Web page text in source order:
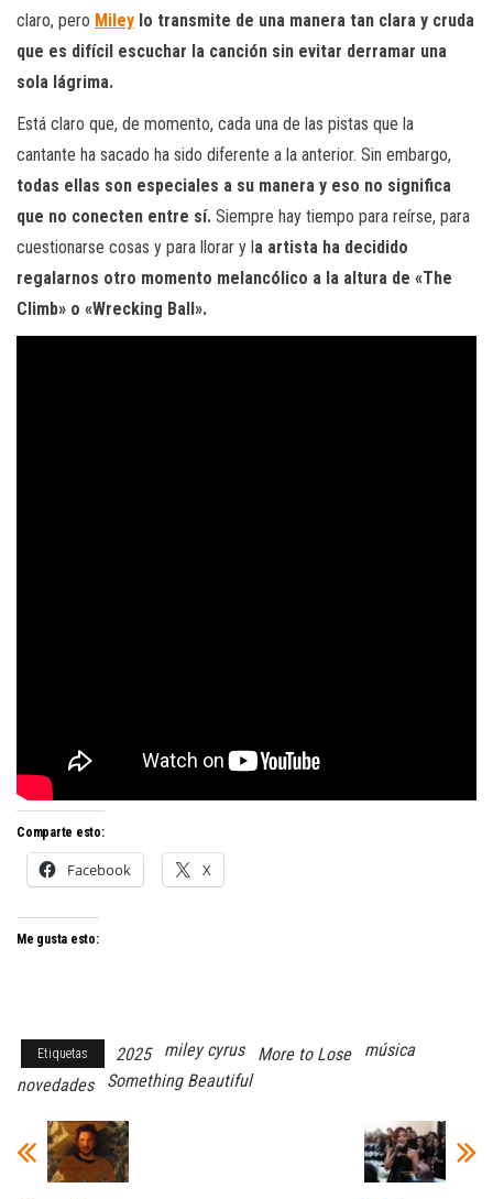
claro, pero Miley lo transmite de una manera tan clara y cruda
que es difícil escuchar la canción sin evitar derramar una
sola lágrima.
Está claro que, de momento, cada una de las pistas que la
cantante ha sacado ha sido diferente a la anterior. Sin embargo,
todas ellas son especiales a su manera y eso no significa
que no conecten entre sí. Siempre hay tiempo para reírse, para
cuestionarse cosas y para llorar y l a artista ha decidido
regalarnos otro momento melancólico a la altura de «The
Climb» o «Wrecking Ball».
Comparte esto:
Facebook X
Me gusta esto:
Etiquetas 2025 miley cyrus More to Lose
música
novedades
Something Beautiful